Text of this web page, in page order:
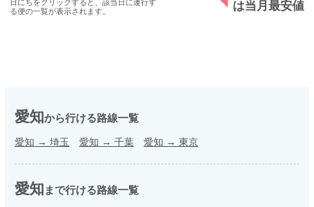
日にちをクリックすると、該当日に運行す
る便の一覧が表示されます。
は当月最安値
愛知から行ける路線一覧
愛知 → 埼玉 愛知 → 千葉 愛知 → 東京
愛知 まで行ける路線一覧